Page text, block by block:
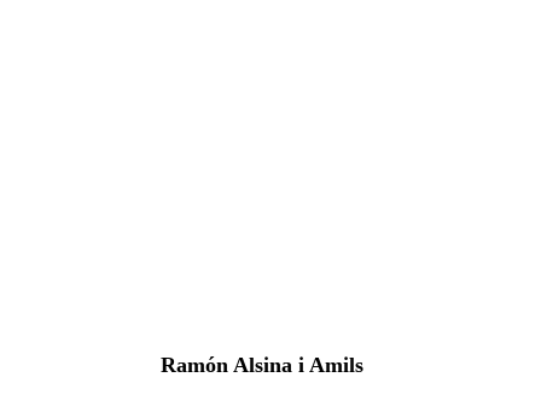
Ramón Alsina i Amils